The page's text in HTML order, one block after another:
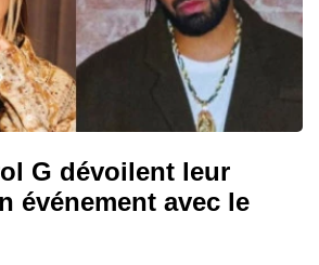
G dévoilent leur
événement avec le